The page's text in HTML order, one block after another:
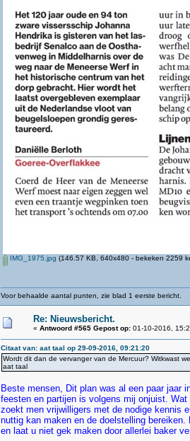
IMG_1975.jpg (146.57 KB, 640x480 - bekeken 2259
Voor behaalde aantal punten, zie blad 1 eerste bericht.
Re: Nieuwsbericht.
« Antwoord #565 Gepost op:01-10-2016,
Citaat van: aat taal op 29-09-2016, 09:21:20
Wordt dit dan de vervanger van de Mercuur? Witkwast
aat taal
Beste mensen, Dit plan was al een paar jaar
feesten en partijen is volgens mij onjuist.
zoekt men vrijwilligers met de nodige kennis
nuttig kan maken en de doelstelling
en laat u niet gek maken door allerlei baker